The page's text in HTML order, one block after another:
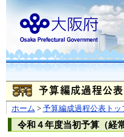
ホーム > 予算編成過程公表トッ
令和４年度当初予算（経